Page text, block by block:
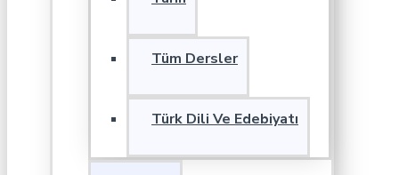
Tüm Dersler
Türk Dili Ve Edebiyatı